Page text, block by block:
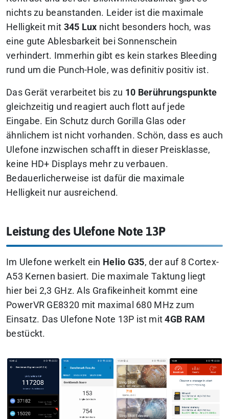
nichts zu beanstanden. Leider ist die maximale
Helligkeit mit 345 Lux nicht besonders hoch, was
eine gute Ablesbarkeit bei Sonnenschein
verhindert. Immerhin gibt es kein starkes Bleeding
rund um die Punch-Hole, was definitiv positiv ist.
Das Gerät verarbeitet bis zu 10 Berührungspunkte
gleichzeitig und reagiert auch flott auf jede
Eingabe. Ein Schutz durch Gorilla Glas oder
ähnlichem ist nicht vorhanden. Schön, dass es auch
Ulefone inzwischen schafft in dieser Preisklasse,
keine HD+ Displays mehr zu verbauen.
Bedauerlicherweise ist dafür die maximale
Helligkeit nur ausreichend.
Leistung des Ulefone Note 13P
Im Ulefone werkelt ein Helio G35, der auf 8 Cortex-
A53 Kernen basiert. Die maximale Taktung liegt
hier bei 2,3 GHz. Als Grafikeinheit kommt eine
PowerVR GE8320 mit maximal 680 MHz zum
Einsatz. Das Ulefone Note 13P ist mit 4GB RAM
bestückt.